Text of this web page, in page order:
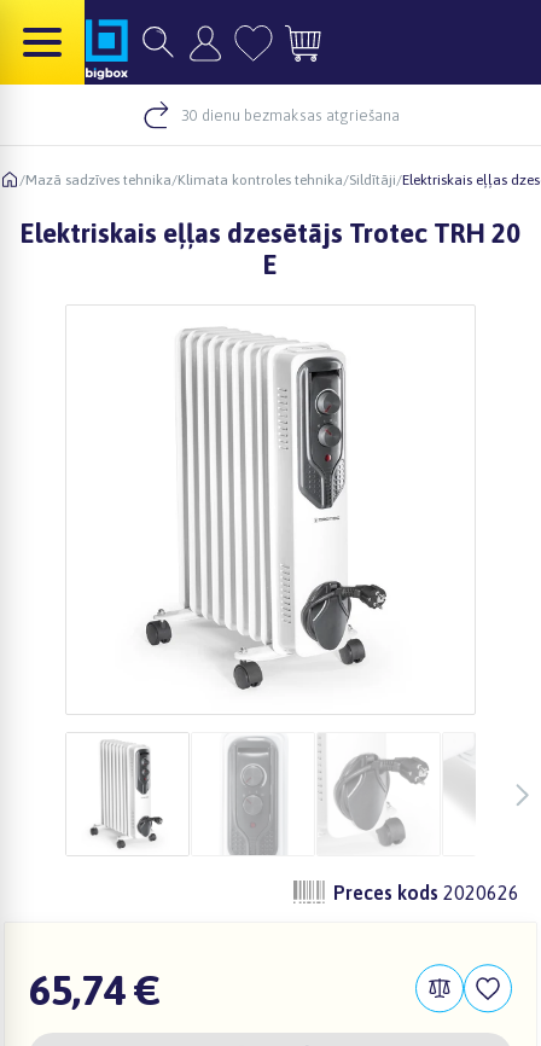
30 dienu bezmaksas atgriešana
/Mazā sadzīves tehnika/Klimata kontroles tehnika/Sildītāji/Elektriskais eļļas
Elektriskais eļļas dzesētājs Trotec TRH 20
E
Preces kods 2020626
65,74 €